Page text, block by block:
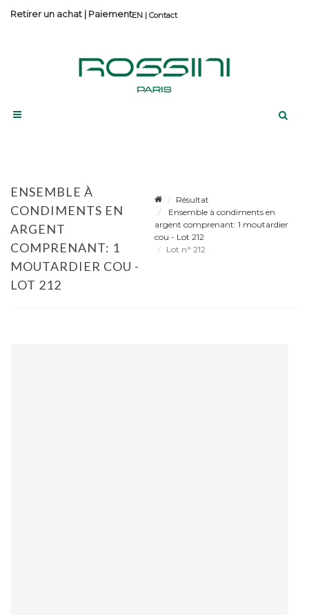
Contact
Retirer un achat | Paiement
ENSEMBLE À
CONDIMENTS EN
ARGENT
COMPRENANT: 1
MOUTARDIER COU -
LOT 212
Résultat
Ensemble à condiments en
argent comprenant: 1 moutardier
cou - Lot 212
Lot n° 212